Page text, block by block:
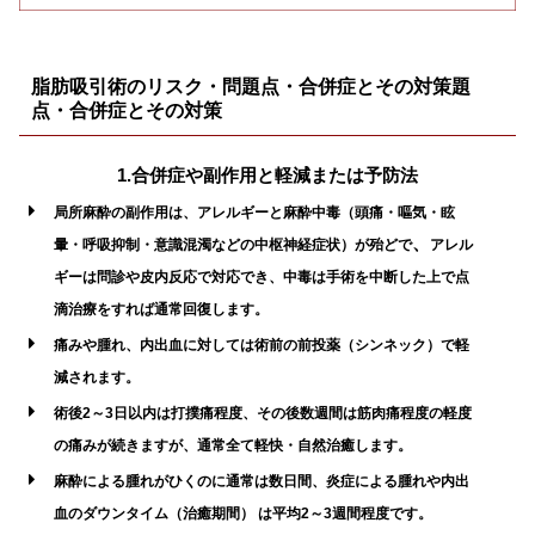
脂肪吸引 術のリスク・問題点・合併症とその対策題
点・合併症とその対策
1.合併症や副作用と軽減または予防法
局所麻酔の副作用は、アレルギーと麻酔中毒（頭痛・嘔気・眩
暈・呼吸抑制・意識混濁などの中枢神経症状）が殆どで、
アレル
ギーは問診や皮内反応で対応でき、中毒は手術を中断した上で点
滴治療をすれば通常回復します。
痛みや腫れ、内出血に対しては術前の前投薬（シンネック）で軽
減されます。
術後2～3日以内は打撲痛程度、その後数週間は筋肉痛程度の軽度
の痛みが続きますが、通常全て軽快・自然治癒します。
麻酔による腫れがひくのに通常は数日間、炎症による腫れや内出
血のダウンタイム（治癒期間） は平均2～3週間程度です。